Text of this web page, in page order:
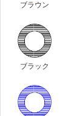
ブラウン
ブラック